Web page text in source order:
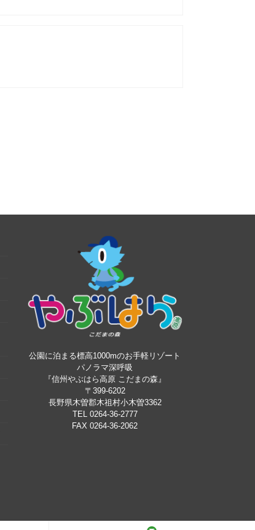
公園に泊まる標高1000mのお手軽リゾート
パノラマ深呼吸
『信州やぶはら高原 こだまの森』
〒399-6202
長野県木曽郡木祖村小木曽3362
TEL 0264-36-2777
FAX 0264-36-2062